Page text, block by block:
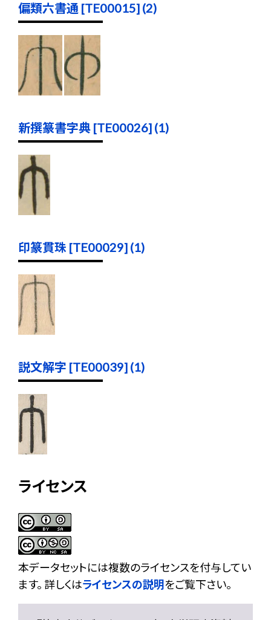
偏類六書通 [TE00015] (2)
新撰篆書字典 [TE00026] (1)
印篆貫珠 [TE00029] (1)
説文解字 [TE00039] (1)
ライセンス
本データセットには複数のライセンスを付与してい
ます。 詳しくはライセンスの説明をご覧下さい。